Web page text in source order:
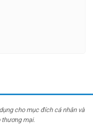
cho mục đích cá nhân và
thương mại.